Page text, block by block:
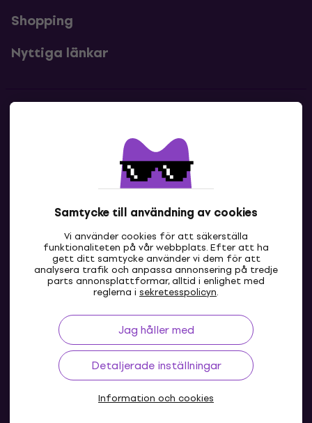
Samtycke till användning av cookies
Vi använder cookies för att säkerställa
funktionaliteten på vår webbplats. Efter att ha
gett ditt samtycke använder vi dem för att
analysera trafik och anpassa annonsering på tredje
parts annonsplattformar, alltid i enlighet med
reglerna i sekretesspolicyn.
Jag håller med
Detaljerade inställningar
Information och cookies
Shopping
Nyttiga länkar
Kontakta oss
SE